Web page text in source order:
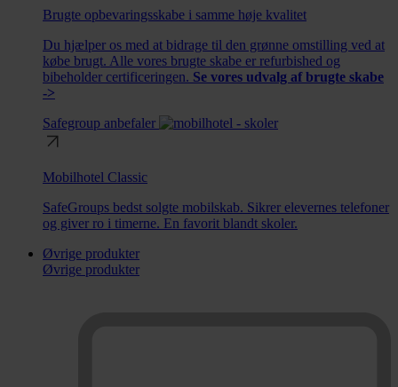
Brugte opbevaringsskabe i samme høje kvalitet
Du hjælper os med at bidrage til den grønne omstilling ved at
købe brugt. Alle vores brugte skabe er refurbished og
bibeholder certificeringen. Se vores udvalg af brugte skabe
->
Safegroup anbefaler
Mobilhotel Classic
SafeGroups bedst solgte mobilskab. Sikrer elevernes telefoner
og giver ro i timerne. En favorit blandt skoler.
Øvrige produkter
Øvrige produkter